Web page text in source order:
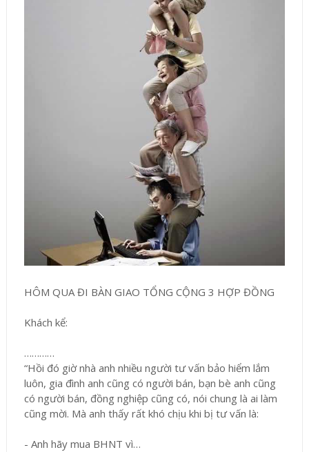
HÔM QUA ĐI BÀN GIAO TỔNG CỘNG 3 HỢP ĐỒNG
Khách kể:
…………
“Hồi đó giờ nhà anh nhiều người tư vấn bảo hiểm lắm
luôn, gia đình anh cũng có người bán, bạn bè anh cũng
có người bán, đồng nghiệp cũng có, nói chung là ai làm
cũng mời. Mà anh thấy rất khó chịu khi bị tư vấn là:
- Anh hãy mua BHNT vì…